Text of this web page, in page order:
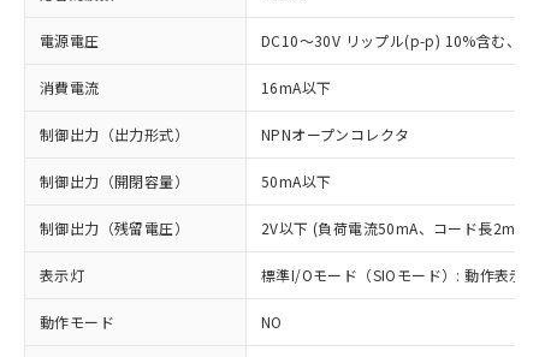
電源電圧 DC10～30V リップル(p-p) 10%含む、
消費電流 16mA以下
制御出力（出力形式） NPNオープンコレクタ
制御出力（開閉容量） 50mA以下
制御出力（残留電圧） 2V以下 (負荷電流50mA、コード長2m時)
表示灯 標準I/Oモード（SIOモード）: 動作表示
動作モード NO